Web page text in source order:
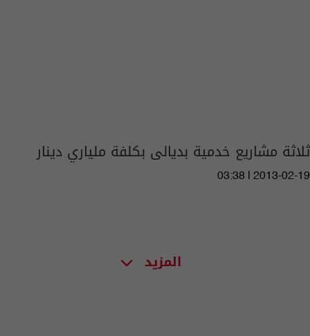
ثلاثة مشاريع خدمية بديالى بكلفة ملياري دينار
03:38 | 2013-02-19
المزيد